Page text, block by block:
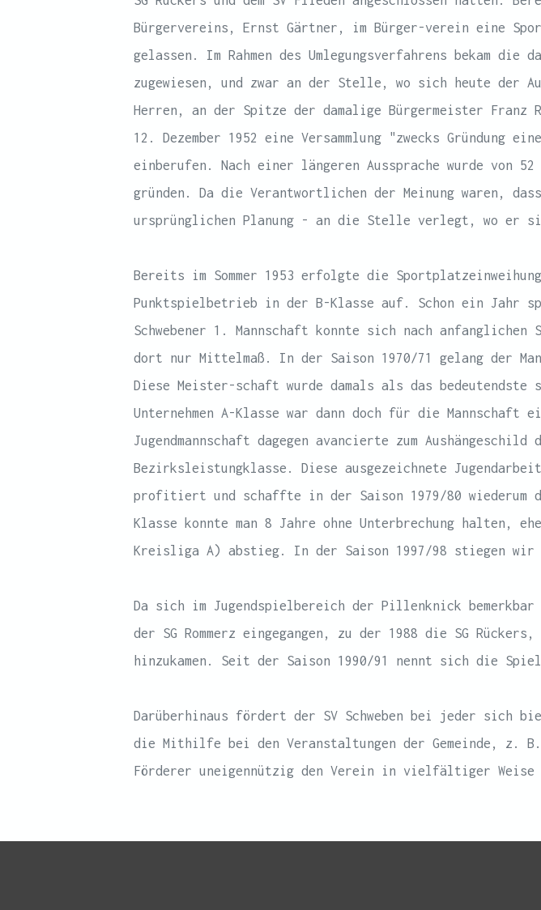
Bürgervereins, Ernst Gärtner, im Bürger-verein eine
gelassen. Im Rahmen des Umlegungsverfahrens bekam die
zugewiesen, und zwar an der Stelle, wo sich heute der
Herren, an der Spitze der damalige Bürgermeister Franz
12. Dezember 1952 eine Versammlung "zwecks
einberufen. Nach einer längeren Aussprache wurde von 52
gründen. Da die Verantwortlichen der Meinung waren,
ursprünglichen Planung - an die Stelle verlegt, wo er
Bereits im Sommer 1953 erfolgte die
Punktspielbetrieb in der B-Klasse auf. Schon ein Jahr
Schwebener 1. Mannschaft konnte sich nach
dort nur Mittelmaß. In der Saison 1970/71 gelang der
Diese Meister-schaft wurde damals als das
Unternehmen A-Klasse war dann doch für die
Jugendmannschaft dagegen avancierte zum
Bezirksleistungklasse. Diese ausgezeichnete
profitiert und schaffte in der Saison 1979/80
Klasse konnte man 8 Jahre ohne Unterbrechung halten,
Kreisliga A) abstieg. In der Saison 1997/98 stiegen
Da sich im Jugendspielbereich der Pillenknick
der SG Rommerz eingegangen, zu der 1988 die SG
hinzukamen. Seit der Saison 1990/91 nennt sich die
Darüberhinaus fördert der SV Schweben bei jeder sich
die Mithilfe bei den Veranstaltungen der Gemeinde, z.
Förderer uneigennützig den Verein in vielfältiger